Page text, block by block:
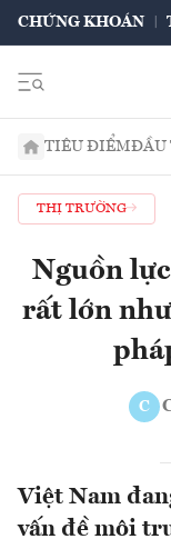
CHỨNG KHOÁN
TIÊU ĐIỂMĐẦU
THỊ TRƯỜNG
Nguồn
rất lớn
C
Việt Nam
vấn đề môi